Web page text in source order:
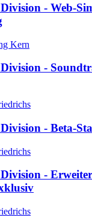
- Web-
Kern
-
- Beta-
-